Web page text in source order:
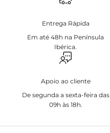
Entrega Rápida
Em até 48h na Península
Ibérica.
Apoio ao cliente
De segunda a sexta-feira das
09h às 18h.